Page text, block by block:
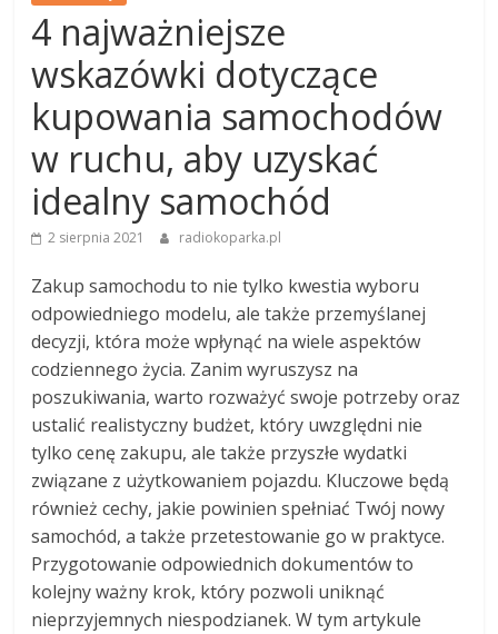
4 najważniejsze
wskazówki dotyczące
kupowania samochodów
w ruchu, aby uzyskać
idealny samochód
2 sierpnia 2021 radiokoparka.pl
Zakup samochodu to nie tylko kwestia wyboru
odpowiedniego modelu, ale także przemyślanej
decyzji, która może wpłynąć na wiele aspektów
codziennego życia. Zanim wyruszysz na
poszukiwania, warto rozważyć swoje potrzeby oraz
ustalić realistyczny budżet, który uwzględni nie
tylko cenę zakupu, ale także przyszłe wydatki
związane z użytkowaniem pojazdu. Kluczowe będą
również cechy, jakie powinien spełniać Twój nowy
samochód, a także przetestowanie go w praktyce.
Przygotowanie odpowiednich dokumentów to
kolejny ważny krok, który pozwoli uniknąć
nieprzyjemnych niespodzianek. W tym artykule